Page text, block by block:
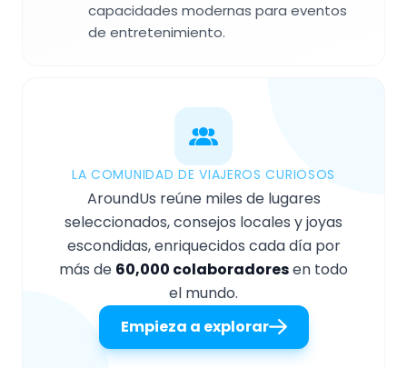
capacidades modernas para eventos
de entretenimiento.
LA COMUNIDAD DE VIAJEROS CURIOSOS
AroundUs reúne miles de lugares
seleccionados, consejos locales y joyas
escondidas, enriquecidos cada día por
más de 60,000 colaboradoresen todo
el mundo.
Empieza a explorar